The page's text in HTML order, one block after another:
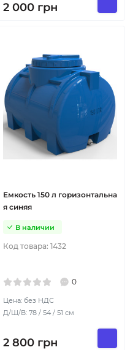
2 000 грн
Емкость 150 л горизонтальна
я синяя
Код товара: 1432
В наличии
0
Цена: без НДС
Д/Ш/В: 78 / 54 / 51 см
2 800 грн